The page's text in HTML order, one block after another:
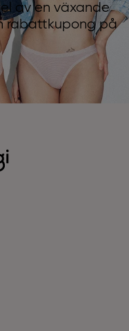
av en växande
rabattkupong på